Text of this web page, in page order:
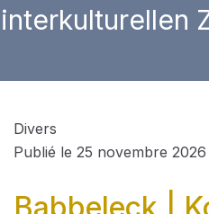
interkulturellen
Divers
Publié le 25 novembre 2026